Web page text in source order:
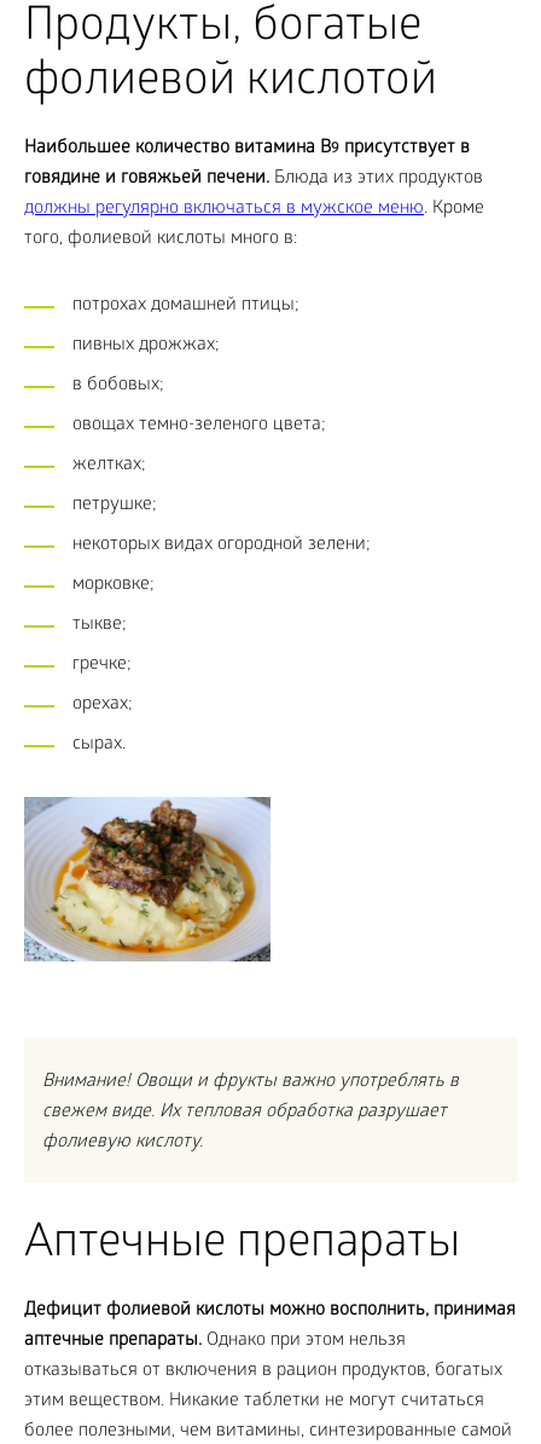
Продукты, богатые
фолиевой кислотой
Наибольшее количество витамина B9 присутствует в
говядине и говяжьей печени. Блюда из этих продуктов
должны регулярно включаться в мужское меню. Кроме
того, фолиевой кислоты много в:
потрохах домашней птицы;
пивных дрожжах;
в бобовых;
овощах темно-зеленого цвета;
желтках;
петрушке;
некоторых видах огородной зелени;
морковке;
тыкве;
гречке;
орехах;
сырах.
Внимание! Овощи и фрукты важно употреблять в
свежем виде. Их тепловая обработка разрушает
фолиевую кислоту.
Аптечные препараты
Дефицит фолиевой кислоты можно восполнить, принимая
аптечные препараты. Однако при этом нельзя
отказываться от включения в рацион продуктов, богатых
этим веществом. Никакие таблетки не могут считаться
более полезными, чем витамины, синтезированные самой